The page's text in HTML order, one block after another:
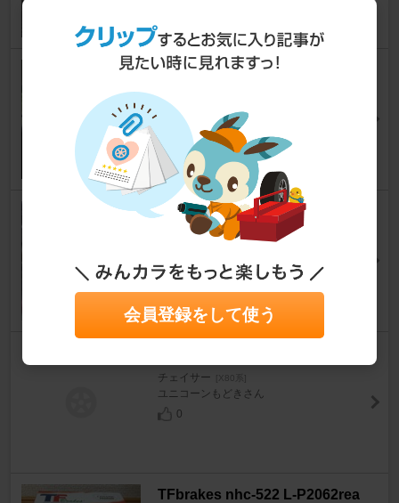
? リヤピラーバー
チェイサー
かず＠81さん
M'sｽﾎﾟｰﾂ エアクリーナー
チェイサー [X80系]
0
チェイサー [X80系]
ユニコーンもどきさん
0
TFbrakes nhc-522 L-P2062rea
会員登録をして使う